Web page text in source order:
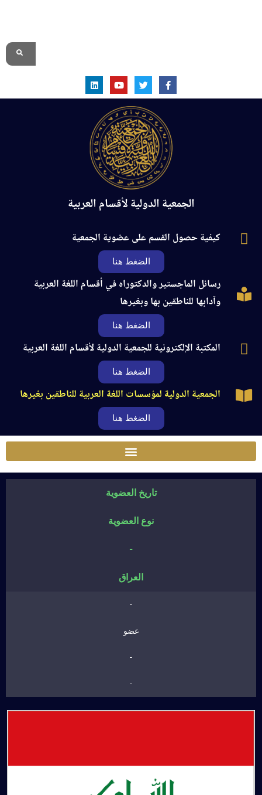
الجمعية الدولية لأقسام العربية
كيفية حصول القسم على عضوية الجمعية
الضغط هنا
رسائل الماجستير والدكتوراه في أقسام اللغة العربية
وآدابها للناطقين بها وبغيرها
الضغط هنا
المكتبة الإلكترونية للجمعية الدولية لأقسام اللغة العربية
الضغط هنا
الجمعية الدولية لمؤسسات اللغة العربية للناطقين بغيرها
الضغط هنا
تاريخ العضوية
نوع العضوية
-
العراق
-
عضو
-
-